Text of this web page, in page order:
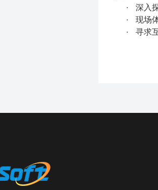
·
深入
·
现场
·
寻求